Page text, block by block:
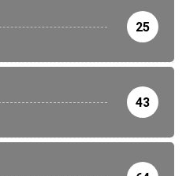
25
43